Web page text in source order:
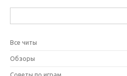
Все читы
Обзоры
Советы по играм